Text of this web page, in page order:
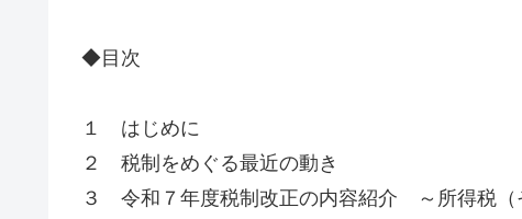
◆目次
１ はじめに
２ 税制をめぐる最近の動き
３ 令和７年度税制改正の内容紹介 ～所得税（